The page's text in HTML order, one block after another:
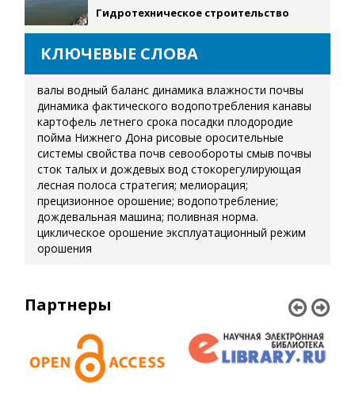
Гидротехническое строительство
КЛЮЧЕВЫЕ СЛОВА
валы водный баланс динамика влажности почвы
динамика фактического водопотребления канавы
картофель летнего срока посадки плодородие
пойма Нижнего Дона рисовые оросительные
системы свойства почв севообороты смыв почвы
сток талых и дождевых вод стокорегулирующая
лесная полоса стратегия; мелиорация;
прецизионное орошение; водопотребление;
дождевальная машина; поливная норма.
циклическое орошение эксплуатационный режим
орошения
Партнеры